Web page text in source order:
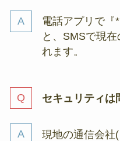
電話アプリで『
と、SMSで現
れます。
セキュリティは
現地の通信会社